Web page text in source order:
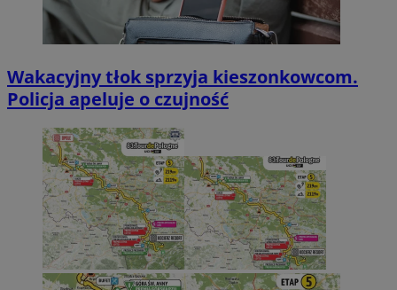
Wakacyjny tłok sprzyja kieszonkowcom.
Policja apeluje o czujność